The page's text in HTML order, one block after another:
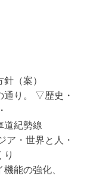
（案）
通り。 ▽歴史・
道紀勢線
ア・世界と人・
り
能の強化、